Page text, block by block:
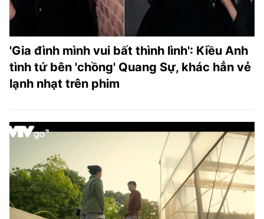
'Gia đình mình vui bất thình lình': Kiều Anh
tình tứ bên 'chồng' Quang Sự, khác hẳn vẻ
lạnh nhạt trên phim